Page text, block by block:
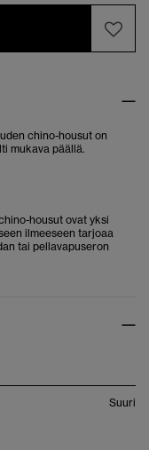
chino-housut on
mukava päällä.
housut ovat yksi
ilmeeseen tarjoaa
tai pellavapuseron
Suuri